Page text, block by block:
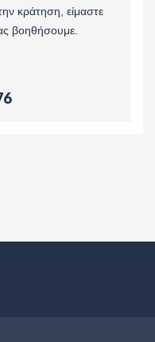
κράτηση, είμαστε
βοηθήσουμε.